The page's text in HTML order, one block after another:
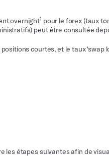
overnight1 pour le forex (taux
peut être consultée
courtes, et le taux ‘swap
étapes suivantes afin de